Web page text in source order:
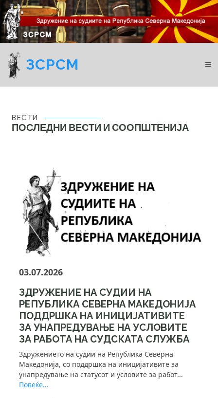
ЗСРСМ
ВЕСТИ
ПОСЛЕДНИ ВЕСТИ И СООПШТЕНИЈА
03.07.2026
ЗДРУЖЕНИЕ НА СУДИИ НА
РЕПУБЛИКА СЕВЕРНА МАКЕДОНИЈА
ПОДДРШКА НА ИНИЦИЈАТИВИТЕ
ЗА УНАПРЕДУВАЊЕ НА УСЛОВИТЕ
ЗА РАБОТА НА СУДСКАТА СЛУЖБА
Здружението на судии на Република Северна
Македонија, со поддршка на иницијативите за
унапредување на статусот и условите за работ...
Повеќе...